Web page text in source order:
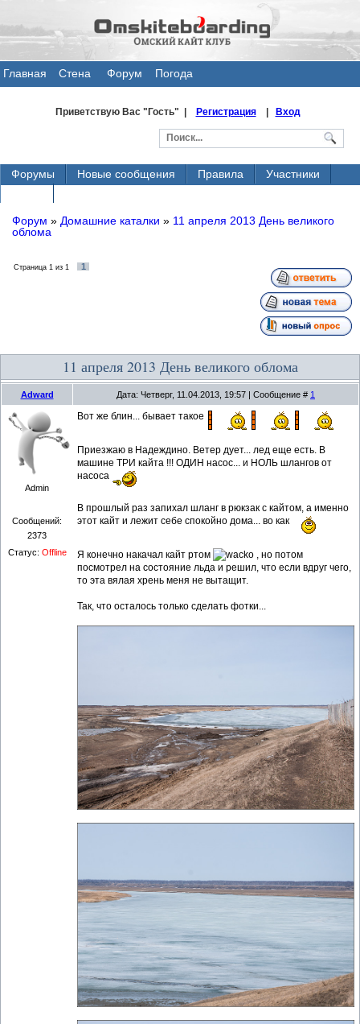
Главная
Стена
Форум Погода
Приветствую Вас"Гость" | Регистрация| Вход
Форумы Новые сообщения Правила
Участники
Форум » Домашние каталки » 11 апреля 2013 День великого
облома
Страница 1 из 1 1
11 апреля 2013 День великого облома
Adward Дата: Четверг, 11.04.2013, 19:57 | Сообщение # 1
Admin
Сообщений:
2373
Статус: Offline
Вот же блин... бывает такое
Приезжаю в Надеждино. Ветер дует... лед еще есть. В
машине ТРИ кайта !!! ОДИН насос... и НОЛЬ шлангов от
насоса
В прошлый раз запихал шланг в рюкзак с кайтом, а именно
этот кайт и лежит себе спокойно дома... во как
Я конечно накачал кайт ртом
, но потом
посмотрел на состояние льда и решил, что если вдруг чего,
то эта вялая хрень меня не вытащит.
Так, что осталось только сделать фотки...